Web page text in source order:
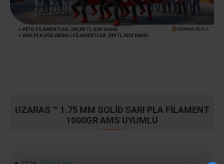
UZARAS ™ 1.75 MM SOLID SARI PLA FILAMENT
1000GR AMS UYUMLU